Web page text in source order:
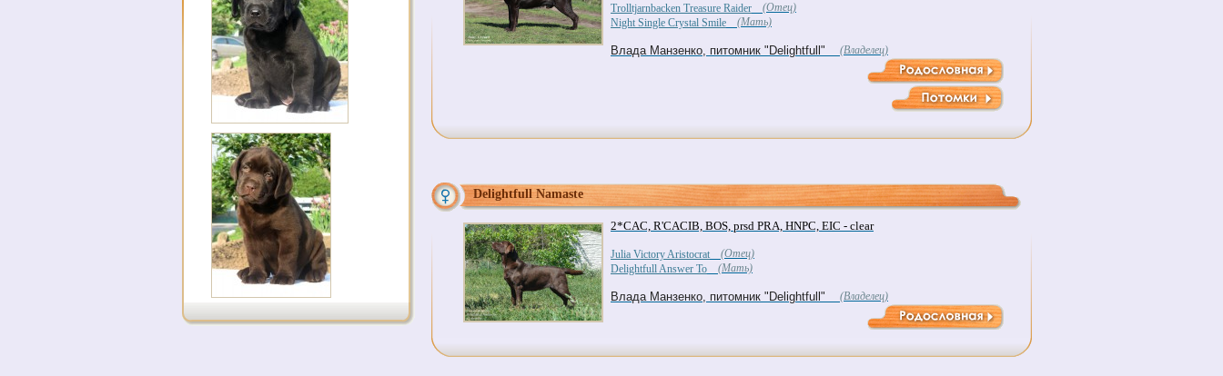
Trolltjarnbacken Treasure Raider
(Отец)
Night Single Crystal Smile
(Мать)
Влада Манзенко, питомник "Delightfull" (Владелец)
Delightfull Namaste
2*CAC, R'CACIB, BOS, prsd PRA, HNPC, EIC - clear
Julia Victory Aristocrat
(Отец)
Delightfull Answer To
(Мать)
Влада Манзенко, питомник "Delightfull" (Владелец)